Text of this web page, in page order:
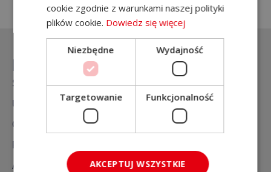
Na skróty
Strona główna
Usługi
O nas
Aktualności
cookie zgodnie z warunkami naszej polityki
plików cookie. Dowiedz się więcej
Niezbędne Wydajność
Targetowanie Funkcjonalność
AKCEPTUJ WSZYSTKIE